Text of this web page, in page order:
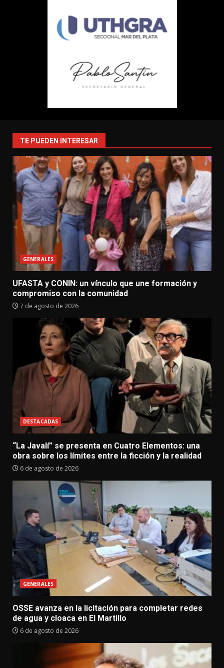
TE PUEDEN INTERESAR
GENERALES
UFASTA y CONIN: un vínculo que une formación y
compromiso con la comunidad
7 de agosto de 2026
DESTACADAS
“La Javalí” se presenta en Cuatro Elementos: una
obra sobre los límites entre la ficción y la realidad
6 de agosto de 2026
GENERALES
OSSE avanza en la licitación para completar redes
de agua y cloaca en El Martillo
6 de agosto de 2026